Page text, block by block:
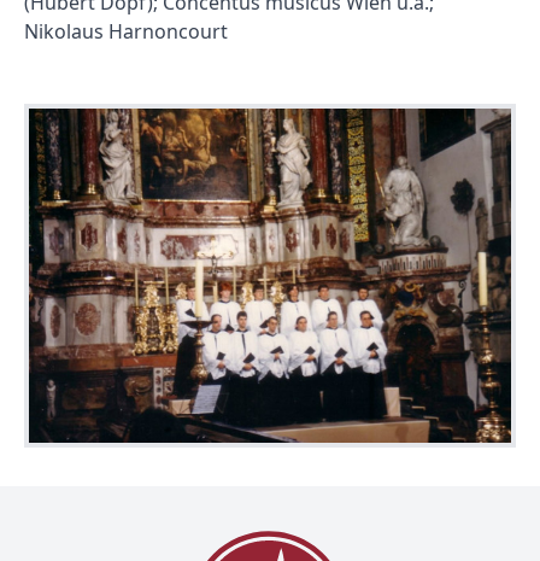
Nikolaus Harnoncourt